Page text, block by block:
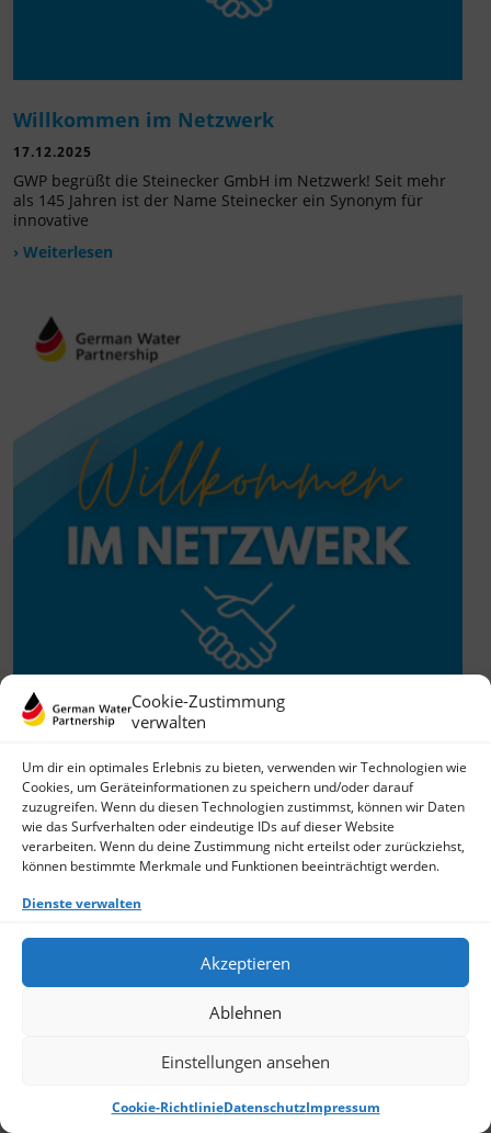
Cookie-Zustimmung
verwalten
Um dir ein optimales Erlebnis zu bieten, verwenden wir Technologien wie
Cookies, um Geräteinformationen zu speichern und/oder darauf
zuzugreifen. Wenn du diesen Technologien zustimmst, können wir Daten
wie das Surfverhalten oder eindeutige IDs auf dieser Website
verarbeiten. Wenn du deine Zustimmung nicht erteilst oder zurückziehst,
können bestimmte Merkmale und Funktionen beeinträchtigt werden.
Dienste verwalten
Akzeptieren
Ablehnen
Einstellungen ansehen
Cookie-RichtlinieDatenschutzImpressum
Willkommen im Netzwerk
17.12.2025
GWP begrüßt die Steinecker GmbH im Netzwerk! Seit mehr
als 145 Jahren ist der Name Steinecker ein Synonym für
innovative
› Weiterlesen
Willkommen im Netzwerk
26.11.2025
GWP freut sich über Neuzuwachs: Die SKion Water GmbH
bereichert das Netzwerk als Technologie- und
Lösungsanbieter sowie Anlagenbauer im Bereich
› Weiterlesen